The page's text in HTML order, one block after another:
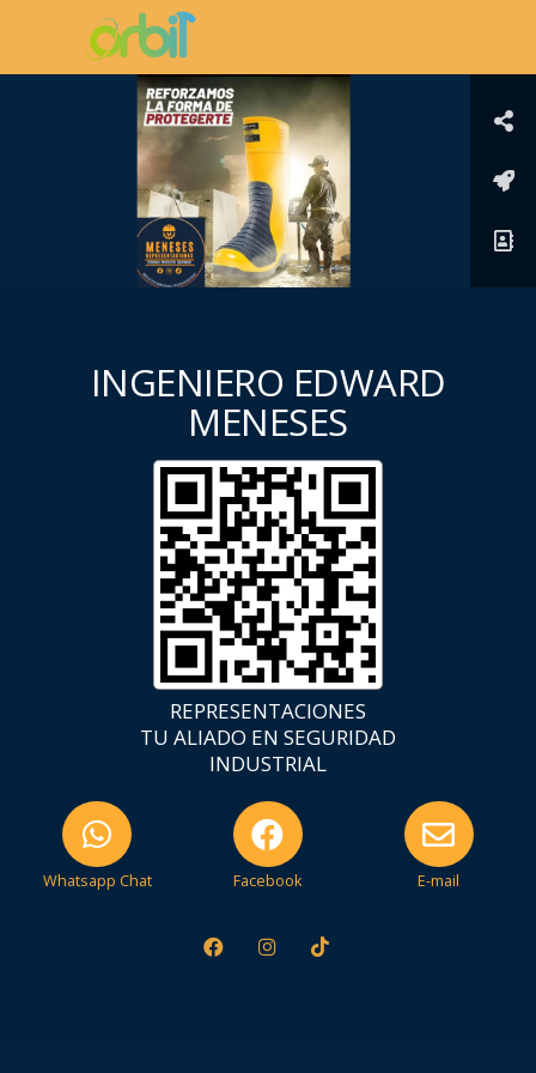
INGENIERO EDWARD
MENESES
REPRESENTACIONES
TU ALIADO EN SEGURIDAD
INDUSTRIAL
Whatsapp Chat Facebook E-mail